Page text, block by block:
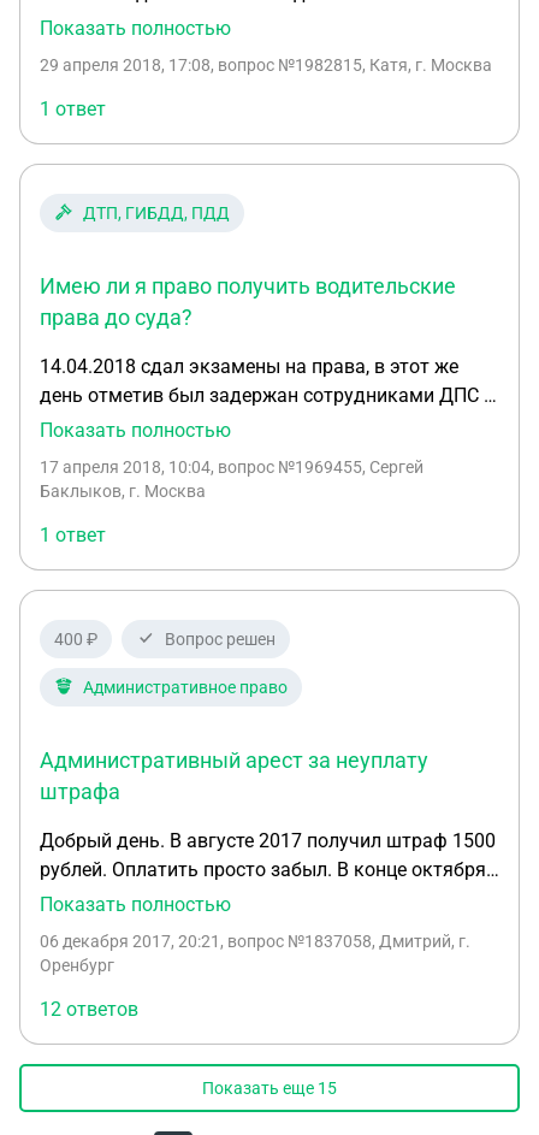
обратиться в полицию, чтобы его забрали. У него
посидит за штрафы за одно и отрезвеет там?
Можно ли так?
Показать полностью
29 апреля 2018, 17:08, вопрос №1982815, Катя, г. Москва
1 ответ
ДТП, ГИБДД, ПДД
Имею ли я право получить водительские
права до суда?
14.04.2018 сдал экзамены на права, в этот же
день отметив был задержан сотрудниками ДПС в
состоянии алкогольного опьянения. До этого в
за аналогичное нарушения. На данный момент
примерно через три месяца. Хотел бы узнать что
меня ждёт на суде, и стоит ли мне получать права
до суда?
Показать полностью
17 апреля 2018, 10:04, вопрос №1969455, Сергей
Баклыков, г. Москва
1 ответ
400 ₽ Вопрос решен
Административное право
Административный арест за неуплату
штрафа
Добрый день. В августе 2017 получил штраф 1500
рублей. Оплатить просто забыл. В конце октября
попал в ДТП. Соответственно составили
о заседании в пятницу, 8.12.17. Какие действия
ареста?
Показать полностью
06 декабря 2017, 20:21 , вопрос №1837058, Дмитрий, г.
Оренбург
12 ответов
Показать еще 15